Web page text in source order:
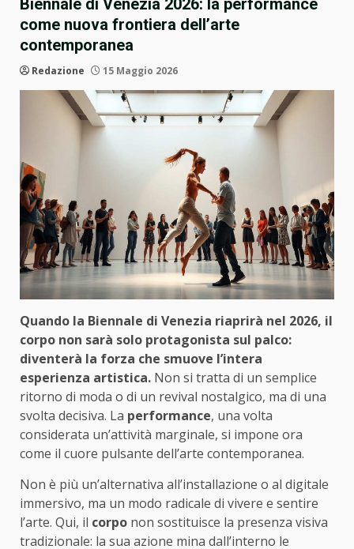
Biennale di Venezia 2026: la performance
come nuova frontiera dell’arte
contemporanea
Redazione 15 Maggio 2026
Quando la Biennale di Venezia riaprirà nel 2026, il
corpo non sarà solo protagonista sul palco:
diventerà la forza che smuove l’intera
esperienza artistica. Non si tratta di un semplice
ritorno di moda o di un revival nostalgico, ma di una
svolta decisiva. La performance, una volta
considerata un’attività marginale, si impone ora
come il cuore pulsante dell’arte contemporanea.
Non è più un’alternativa all’installazione o al digitale
immersivo, ma un modo radicale di vivere e sentire
l’arte. Qui, il corpo non sostituisce la presenza visiva
tradizionale: la sua azione mina dall’interno le